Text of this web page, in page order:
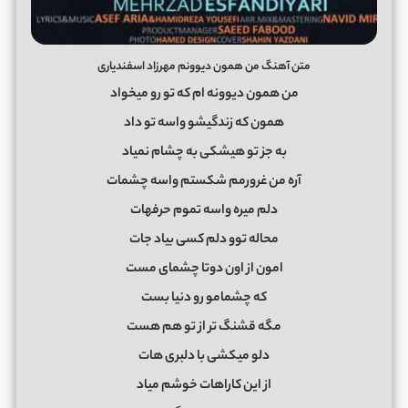
متن آهنگ من همون دیوونم مهرزاد اسفندیاری
من همون دیوونه ام که تو رو میخواد
همون که زندگیشو واسه تو داد
به جز تو هیشکی به چشام نمیاد
آره من غرورمم شکستم واسه چشمات
دلم میره واسه تموم حرفهات
محاله توو دلم کسی بیاد جات
امون از اون دوتا چشمای مست
که چشمامو رو دنیا بست
مگه قشنگ تر از تو هم هست
دلو میکشی با دلبری هات
از این کاراهات خوشم میاد